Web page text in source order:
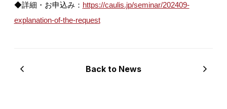
◆詳細・お申込み： https://caulis.jp/seminar/202409-
explanation-of-the-request
Back to News